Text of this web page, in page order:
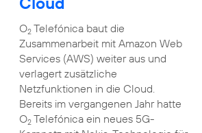
O2Telefónica baut die
Zusammenarbeit mit Amazon Web
Services (AWS) weiter aus und
verlagert zusätzliche
Netzfunktionen in die Cloud.
Bereits im vergangenen Jahr hatte
O2Telefónica ein neues 5G-